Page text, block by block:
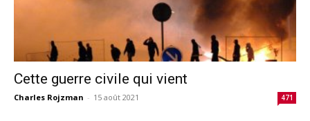
Cette guerre civile qui vient
Charles Rojzman - 15 août 2021 471